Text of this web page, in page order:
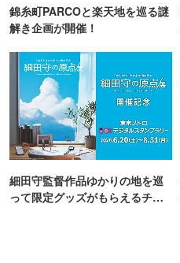
錦糸町PARCOと楽天地を巡る謎
解き企画が開催！
細田守監督作品ゆかりの地を巡
って限定グッズがもらえるチャ